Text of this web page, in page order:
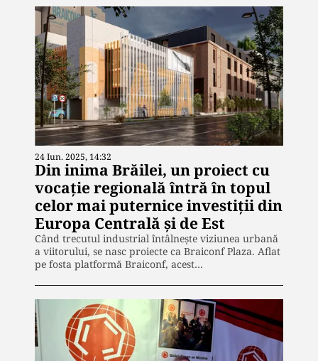
24 Iun. 2025, 14:32
Din inima Brăilei, un proiect cu
vocație regională întră în topul
celor mai puternice investiții din
Europa Centrală și de Est
Când trecutul industrial întâlnește viziunea urbană
a viitorului, se nasc proiecte ca Braiconf Plaza. Aflat
pe fosta platformă Braiconf, acest…